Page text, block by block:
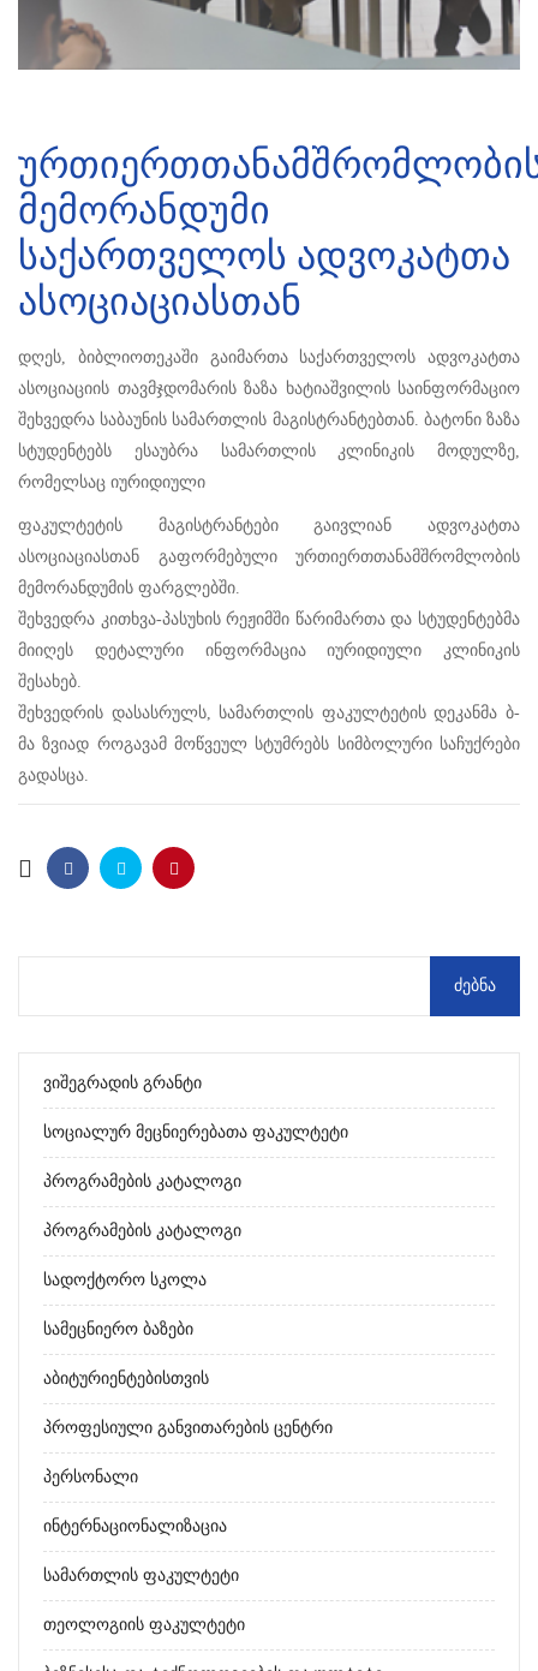
მემორანდუმი
საქართველოს ადვოკატთა
ასოციაციასთან
დღეს, ბიბლიოთეკაში გაიმართა საქართველოს ადვოკატთა
ასოციაციის თავმჯდომარის ზაზა ხატიაშვილის საინფორმაციო
შეხვედრა საბაუნის სამართლის მაგისტრანტებთან. ბატონი ზაზა
სტუდენტებს ესაუბრა სამართლის კლინიკის მოდულზე,
რომელსაც იურიდიული
ფაკულტეტის მაგისტრანტები გაივლიან ადვოკატთა
ასოციაციასთან გაფორმებული ურთიერთთანამშრომლობის
მემორანდუმის ფარგლებში.
შეხვედრა კითხვა-პასუხის რეჟიმში წარიმართა და სტუდენტებმა
მიიღეს დეტალური ინფორმაცია იურიდიული კლინიკის
შესახებ.
შეხვედრის დასასრულს, სამართლის ფაკულტეტის დეკანმა ბ-
მა ზვიად როგავამ მოწვეულ სტუმრებს სიმბოლური საჩუქრები
გადასცა.
Ვიშეგრადის Გრანტი
Სოციალურ Მეცნიერებათა Ფაკულტეტი
Პროგრამების Კატალოგი
Პროგრამების Კატალოგი
Სადოქტორო Სკოლა
Სამეცნიერო Ბაზები
Აბიტურიენტებისთვის
Პროფესიული Განვითარების Ცენტრი
Პერსონალი
Ინტერნაციონალიზაცია
Სამართლის Ფაკულტეტი
Თეოლოგიის Ფაკულტეტი